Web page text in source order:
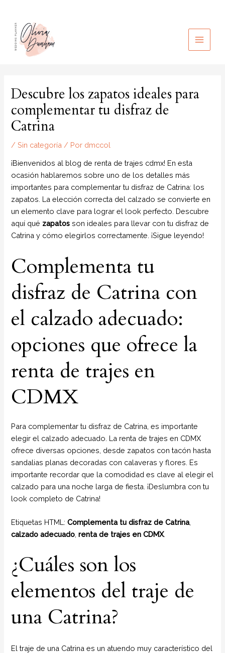
contenido
MAIN
Descubre los zapatos ideales para
complementar tu disfraz de
Catrina
/Sin categoría / Por dmccol
¡Bienvenidos al blog de renta de trajes cdmx! En esta
ocasión hablaremos sobre uno de los detalles más
importantes para complementar tu disfraz de Catrina: los
zapatos. La elección correcta del calzado se convierte en
un elemento clave para lograr el look perfecto. Descubre
aquí qué zapatos son ideales para llevar con tu disfraz de
Catrina y cómo elegirlos correctamente. ¡Sigue leyendo!
Complementa tu
disfraz de Catrina con
el calzado adecuado:
opciones que ofrece la
renta de trajes en
CDMX
Para complementar tu disfraz de Catrina, es importante
elegir el calzado adecuado. La renta de trajes en CDMX
ofrece diversas opciones, desde zapatos con tacón hasta
sandalias planas decoradas con calaveras y flores. Es
importante recordar que la comodidad es clave al elegir el
calzado para una noche larga de fiesta. ¡Deslumbra con tu
look completo de Catrina!
Etiquetas HTML:Complementa tu disfraz de Catrina,
calzado adecuado ,renta de trajes en CDMX.
¿Cuáles son los
elementos del traje de
una Catrina?
El traje de una Catrina es un atuendo muy característico del